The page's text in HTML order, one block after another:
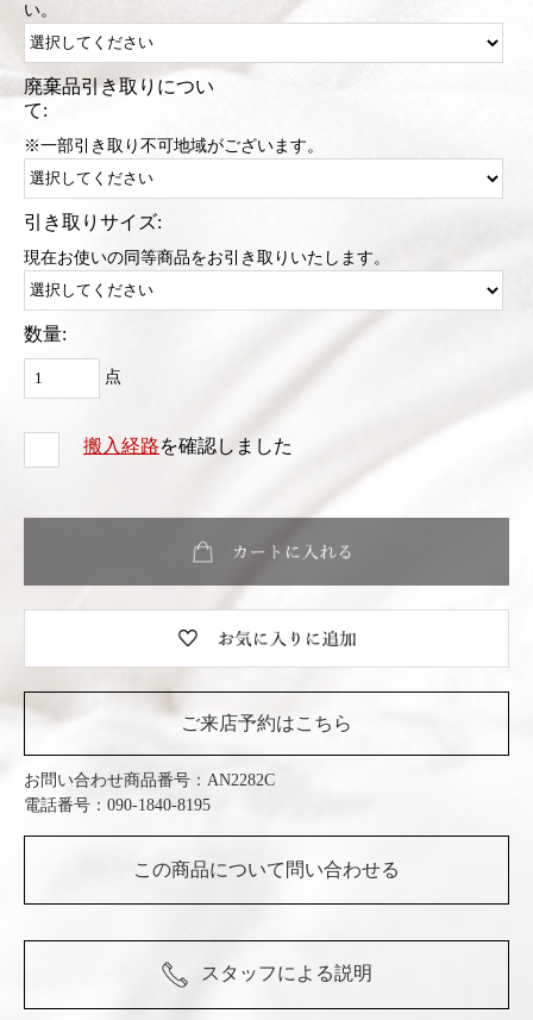
い。
廃棄品引き取りについ
て:
※一部引き取り不可地域がございます。
引き取りサイズ:
現在お使いの同等商品をお引き取りいたします。
数量:
点
搬入経路を確認しました
ご来店予約はこちら
お問い合わせ商品番号： AN2282C
電話番号：090-1840-8195
この商品について問い合わせる
スタッフによる説明